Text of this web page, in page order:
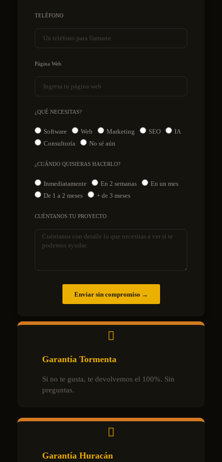
TELÉFONO
Página Web
¿QUÉ NECESITAS?
Software Web Marketing SEO
IA
Consultoría
No sé aún
¿CUÁNDO QUISIERAS HACERLO?
Inmediatamente En 2 semanas
En un mes
De 1 a 2 meses
+ de 3 meses
CUÉNTANOS TU PROYECTO
Enviar sin compromiso →
Garantía Tormenta
Si no te gusta, te devolvemos el 100%. Sin
preguntas.
Garantía Huracán